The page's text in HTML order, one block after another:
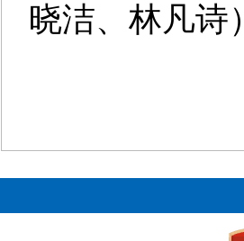
晓洁、林凡诗）